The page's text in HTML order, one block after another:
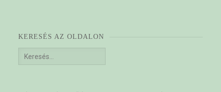
KERESÉS AZ OLDALON
Keresés: